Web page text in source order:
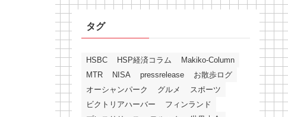
タグ
HSBC HSP経済コラム
Makiko-Column
MTR
NISA pressrelease
お散歩ログ
オーシャンパーク
グルメ
スポーツ
ビクトリアハーバー
フィンランド